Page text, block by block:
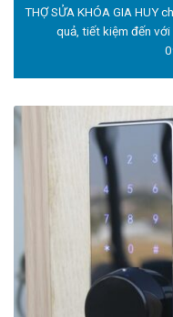
THỢ SỬA KHÓA GIA HUY
quả, tiết kiệm đến với